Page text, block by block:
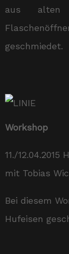
aus alten
geschmiedet.
Workshop
11./
mit Tobias
Bei diesem
Hufeisen